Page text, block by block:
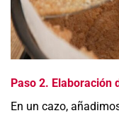
Paso 2. Elaboración
En un cazo,